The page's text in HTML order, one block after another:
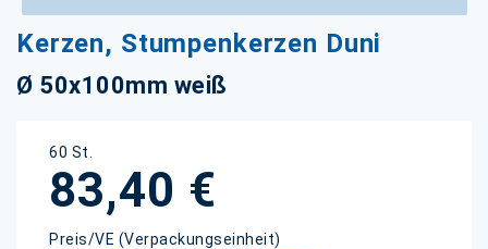
Kerzen, Stumpenkerzen Duni
Ø 50x100mm weiß
60 St.
83,40 €
Preis/VE (Verpackungseinheit)
Anfang
der
Bildgalerie